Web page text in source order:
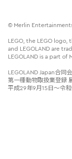
© Merlin
LEGO, the LEGO
and LEGOLAND are
LEGOLAND is a part
LEGOLAND Japan合同
第一種動物取扱業登録
平成29年9月15日～令